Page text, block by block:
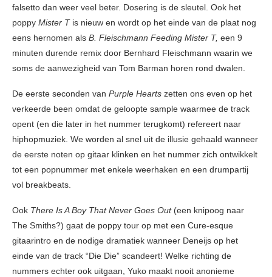
falsetto dan weer veel beter. Dosering is de sleutel. Ook het
poppy Mister Tis nieuw en wordt op het einde van de plaat nog
eens hernomen als B. Fleischmann Feeding Mister T, een 9
minuten durende remix door Bernhard Fleischmann waarin we
soms de aanwezigheid van Tom Barman horen rond dwalen.
De eerste seconden van Purple Hearts zetten ons even op het
verkeerde been omdat de geloopte sample waarmee de track
opent (en die later in het nummer terugkomt) refereert naar
hiphopmuziek. We worden al snel uit de illusie gehaald wanneer
de eerste noten op gitaar klinken en het nummer zich ontwikkelt
tot een popnummer met enkele weerhaken en een drumpartij
vol breakbeats.
Ook There Is A Boy That Never Goes Out(een knipoog naar
The Smiths?) gaat de poppy tour op met een Cure-esque
gitaarintro en de nodige dramatiek wanneer Deneijs op het
einde van de track “Die Die” scandeert! Welke richting de
nummers echter ook uitgaan, Yuko maakt nooit anonieme